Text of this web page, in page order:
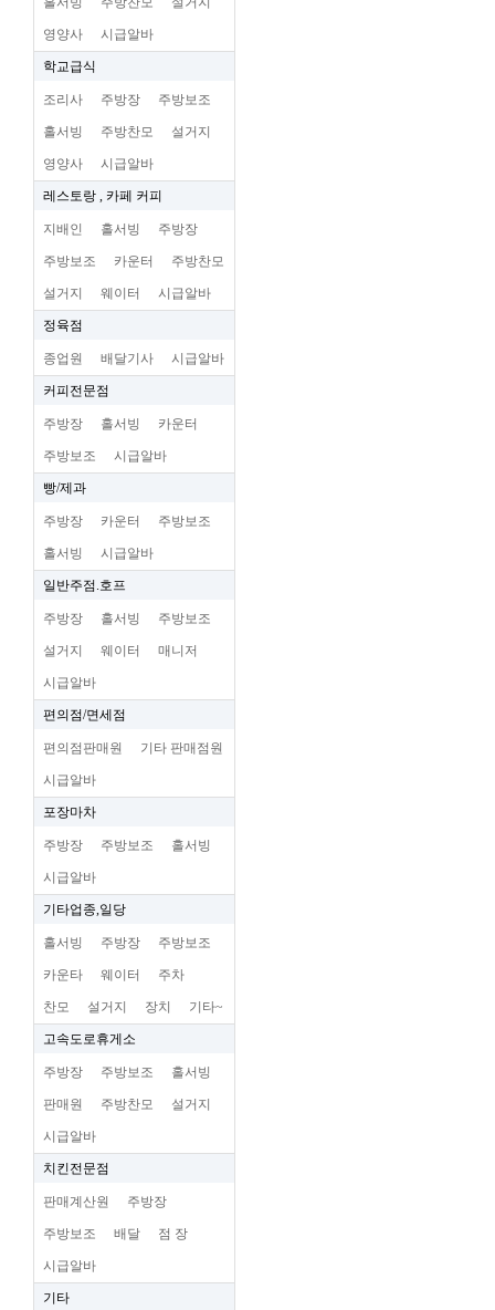
영양사 시급알바
학교급식
조리사 주방장 주방보조
홀서빙 주방찬모 설거지
영양사 시급알바
레스토랑 , 카페 커피
지배인 홀서빙 주방장
주방보조 카운터 주방찬모
설거지 웨이터 시급알바
정육점
종업원 배달기사 시급알바
커피전문점
주방장 홀서빙 카운터
주방보조 시급알바
빵/제과
주방장 카운터 주방보조
홀서빙 시급알바
일반주점.호프
주방장 홀서빙 주방보조
설거지 웨이터 매니저
시급알바
편의점/면세점
편의점판매원 기타 판매점원
시급알바
포장마차
주방장 주방보조 홀서빙
시급알바
기타업종,일당
홀서빙 주방장 주방보조
카운타 웨이터 주차
찬모 설거지 장치 기타~
고속도로휴게소
주방장 주방보조 홀서빙
판매원 주방찬모 설거지
시급알바
치킨전문점
판매계산원 주방장
주방보조 배달 점 장
시급알바
기타